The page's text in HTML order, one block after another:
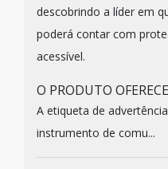
descobrindo a líder em
poderá contar com
acessível.
O PRODUTO
A etiqueta de
instrumento de comu...